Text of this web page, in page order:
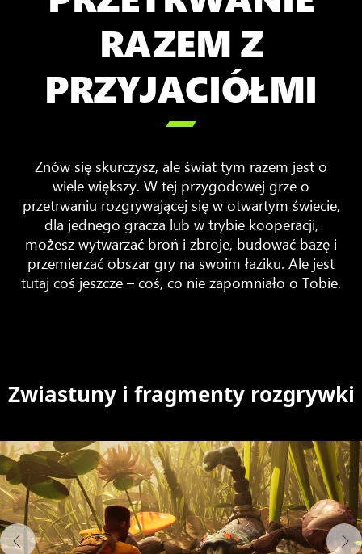
RAZEM Z
PRZYJACIÓŁMI

Znów się skurczysz, ale świat tym razem jest o
wiele większy. W tej przygodowej grze o
przetrwaniu rozgrywającej się w otwartym świecie,
dla jednego gracza lub w trybie kooperacji,
możesz wytwarzać broń i zbroje, budować bazę i
przemierzać obszar gry na swoim łaziku. Ale jest
tutaj coś jeszcze – coś, co nie zapomniało o Tobie.
Zwiastuny i fragmenty rozgrywki